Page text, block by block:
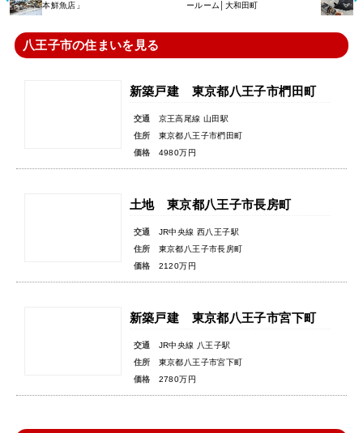
本鮮魚店」
ールーム│大和田町
八王子市の住まいを見る
新築戸建 東京都八王子市椚田町
交通
京王高尾線 山田駅
住所
東京都八王子市椚田町
価格
4980万円
土地 東京都八王子市長房町
交通
JR中央線 西八王子駅
住所
東京都八王子市長房町
価格
2120万円
新築戸建 東京都八王子市宮下町
交通
JR中央線 八王子駅
住所
東京都八王子市宮下町
価格
2780万円